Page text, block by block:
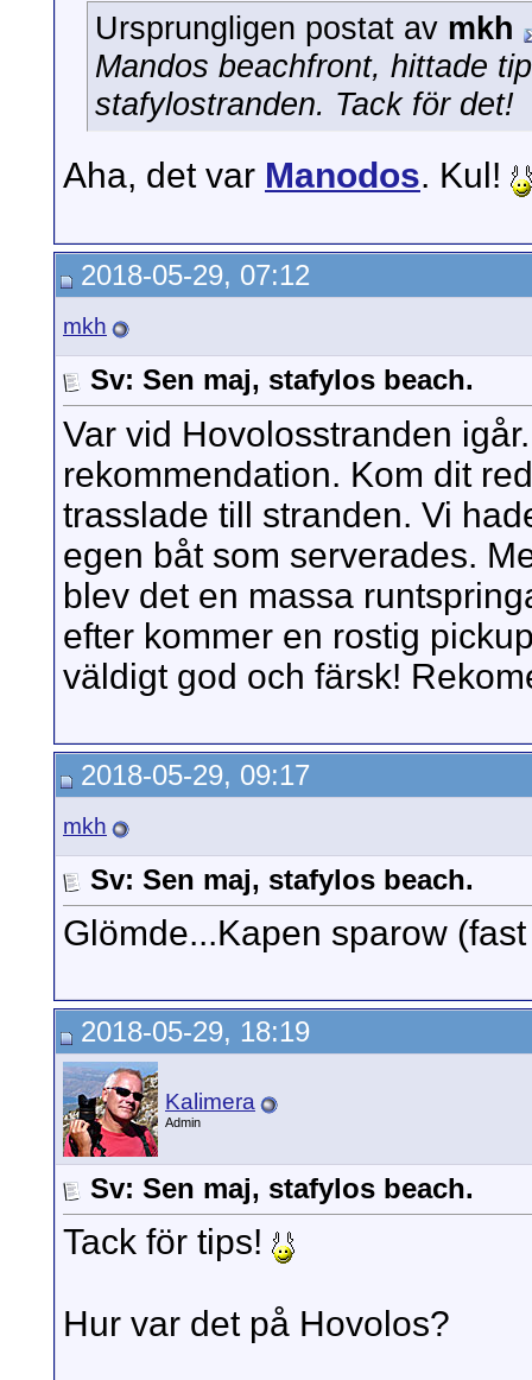
Ursprungligen postat av mkh
Mandos beachfront, hittade
stafylostranden. Tack för det!
Aha, det var Manodos. Kul!
2018-05-29, 07:12
mkh
Sv: Sen maj, stafylos beach.
Var vid Hovolosstranden
rekommendation. Kom dit
trasslade till stranden. Vi
egen båt som serverades.
blev det en massa
efter kommer en rostig
väldigt god och färsk!
2018-05-29, 09:17
mkh
Sv: Sen maj, stafylos beach.
Glömde...Kapen sparow
2018-05-29, 18:19
Kalimera
Admin
Sv: Sen maj, stafylos beach.
Tack för tips!
Hur var det på Hovolos?